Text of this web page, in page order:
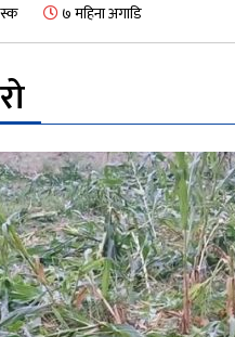
७ महिना अगाडि